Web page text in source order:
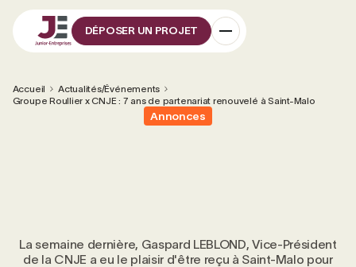
DÉPOSER UN PROJET
Accueil
Actualités/Événements
Groupe Roullier x CNJE : 7 ans de partenariat renouvelé à Saint-Malo
Annonces
La semaine dernière, Gaspard LEBLOND, Vice-Président
de la CNJE a eu le plaisir d'être reçu à Saint-Malo pour